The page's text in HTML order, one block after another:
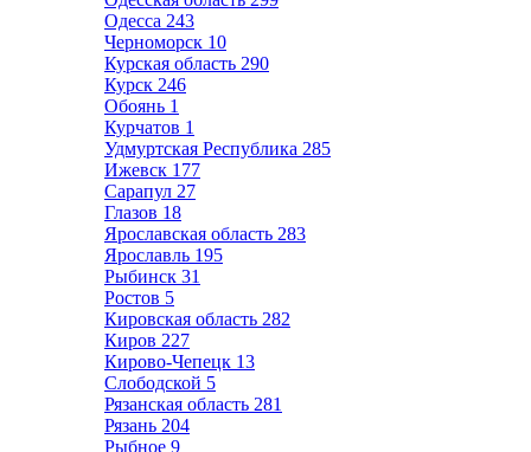
Одесса 243
Черноморск 10
Курская область 290
Курск 246
Обоянь 1
Курчатов 1
Удмуртская Республика 285
Ижевск 177
Сарапул 27
Глазов 18
Ярославская область 283
Ярославль 195
Рыбинск 31
Ростов 5
Кировская область 282
Киров 227
Кирово-Чепецк 13
Слободской 5
Рязанская область 281
Рязань 204
Рыбное 9